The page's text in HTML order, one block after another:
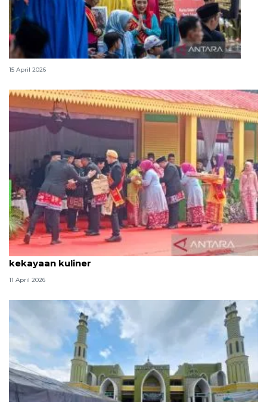
Lebaran Betawi, harmoni tradisi dan kota global
15 April 2026
Tradisi hantaran Lebaran Betawi simbol bakti dan
kekayaan kuliner
11 April 2026